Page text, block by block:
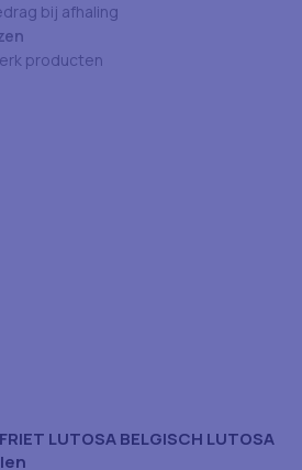
bij afhaling
producten
LUTOSA BELGISCH LUTOSA